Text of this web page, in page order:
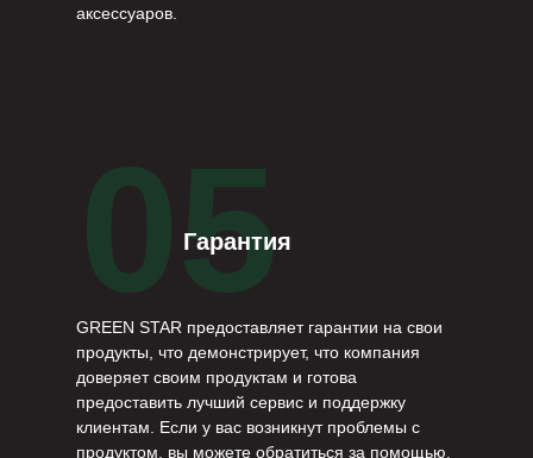
аксессуаров.
05
Гарантия
GREEN STAR предоставляет гарантии на свои
продукты, что демонстрирует, что компания
доверяет своим продуктам и готова
предоставить лучший сервис и поддержку
клиентам. Если у вас возникнут проблемы с
продуктом, вы можете обратиться за помощью.